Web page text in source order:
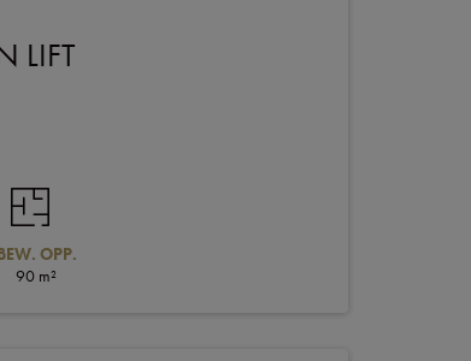
LIFT
OPP.
90 m²